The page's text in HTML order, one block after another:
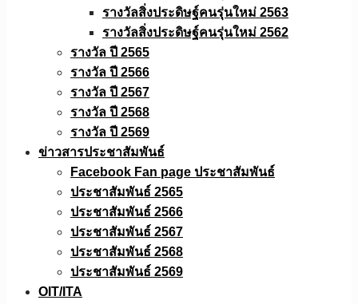
รางวัลสิ่งประดิษฐ์คนรุ่นใหม่ 2563
รางวัลสิ่งประดิษฐ์คนรุ่นใหม่ 2562
รางวัล ปี 2565
รางวัล ปี 2566
รางวัล ปี 2567
รางวัล ปี 2568
รางวัล ปี 2569
ข่าวสารประชาสัมพันธ์
Facebook Fan page ประชาสัมพันธ์
ประชาสัมพันธ์ 2565
ประชาสัมพันธ์ 2566
ประชาสัมพันธ์ 2567
ประชาสัมพันธ์ 2568
ประชาสัมพันธ์ 2569
OIT/ITA